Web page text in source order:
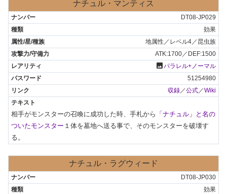
ナチュル・マンティス
DT08-JP029
効果
地属性／レベル4／昆虫族
ATK:1700／DEF:1500
photoパラレル+ノーマル
51254980
収録 ／公式 ／Wiki
相手がモンスターの召喚に成功した時、手札から 「ナチュル」と名の
ついたモンスター １体を墓地へ送る事で、そのモンスターを破壊す
る。
ナチュル・ラグウィード
DT08-JP030
効果